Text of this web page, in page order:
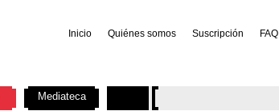
Inicio Quiénes somos Suscripción FAQ
Mediateca